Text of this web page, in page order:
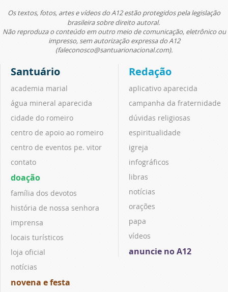
Os textos, fotos, artes e vídeos do A12 estão protegidos pela legislação
brasileira sobre direito autoral.
Não reproduza o conteúdo em outro meio de comunicação, eletrônico ou
impresso, sem autorização expressa do A12
(faleconosco@santuarionacional.com).
Santuário
academia marial
água mineral aparecida
cidade do romeiro
centro de apoio ao romeiro
centro de eventos pe. vitor
contato
doação
família dos devotos
história de nossa senhora
imprensa
locais turísticos
loja oficial
notícias
novena e festa
Redação
aplicativo aparecida
campanha da fraternidade
dúvidas religiosas
espiritualidade
igreja
infográficos
libras
notícias
orações
papa
vídeos
anuncie no A12